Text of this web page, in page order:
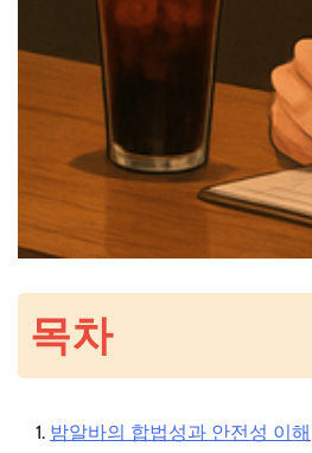
목차
밤알바의 합법성과 안전성 이해